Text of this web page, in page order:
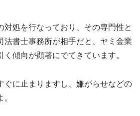
対処を行なっており、その専門性と
法書士事務所が相手だと、ヤミ金業
傾向が顕著にでてきています。
ぐに止まりますし、嫌がらせなどの